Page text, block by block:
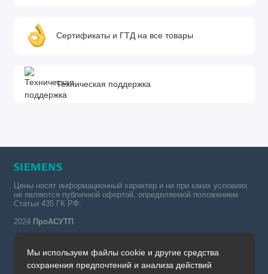
Сертификаты и ГТД на все товары
Техническая поддержка
Мы используем файлы cookie и другие средства
сохранения предпочтений и анализа действий
Цены носят информационный характер и ни при каких условиях
не являются публичной офертой, определяемой положением
Статьи 435 ГК РФ.
2024 ПроАСУТП
Simatic в России тел.:
+7 (342) 273-82-09